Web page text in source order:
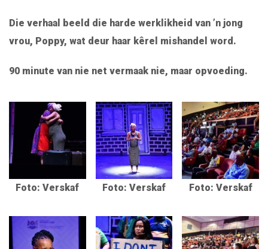
Die verhaal beeld die harde werklikheid van ’n jong
vrou, Poppy, wat deur haar kêrel mishandel word.
90 minute van nie net vermaak nie, maar opvoeding.
Foto: Verskaf Foto: Verskaf Foto: Verskaf